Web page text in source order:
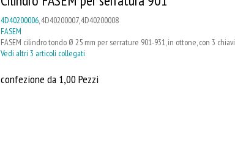
4D40200006, 4D40200007, 4D40200008
FASEM
FASEM cilindro tondo Ø 25 mm per serrature 901-931, in ottone, con 3 chiavi
Vedi altri 3 articoli collegati
confezione da 1,00 Pezzi